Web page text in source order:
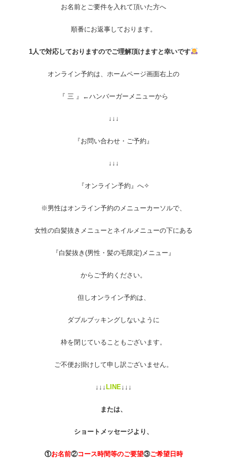
お名前とご要件を入れて頂いた方へ
順番にお返事しております。
1人で対応しておりますのでご理解頂けますと幸いです
オンライン予約は、ホームページ画面右上の
『 三 』←ハンバーガーメニューから
↓↓↓
『お問い合わせ・ご予約』
↓↓↓
『オンライン予約』へ✧︎
※男性はオンライン予約のメニューカーソルで、
女性の白髪抜きメニューとネイルメニューの下にある
『白髪抜き(男性・髪の毛限定)メニュー』
からご予約ください。
但しオンライン予約は、
ダブルブッキングしないように
枠を閉じていることもございます。
ご不便お掛けして申し訳ございません。
↓↓↓ LINE↓↓↓
または、
ショートメッセージより、
①お名前②コース時間等のご要望③ご希望日時